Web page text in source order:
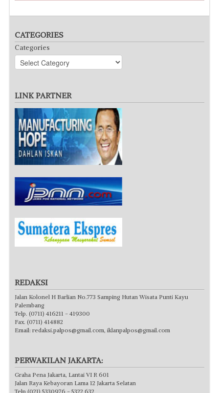
CATEGORIES
Categories
LINK PARTNER
REDAKSI
Jalan Kolonel H Barlian No.773 Samping Hutan Wisata Punti Kayu
Palembang
Telp. (0711) 416211 - 419300
Fax. (0711) 414882
Email: redaksi.palpos@gmail.com, iklanpalpos@gmail.com
PERWAKILAN JAKARTA:
Graha Pena Jakarta, Lantai VI R 601
Jalan Raya Kebayoran Lama 12 Jakarta Selatan
Telp (021) 5330976 - 5322 632